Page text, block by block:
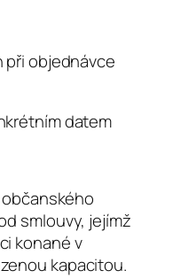
při objednávce
datem
občanského
smlouvy, jejímž
konané v
kapacitou.